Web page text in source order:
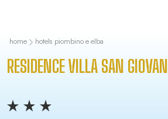
home hotels piombino e elba
RESIDENCE VILLA SAN